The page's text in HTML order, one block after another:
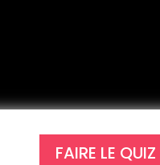
FAIRE LE QUIZ